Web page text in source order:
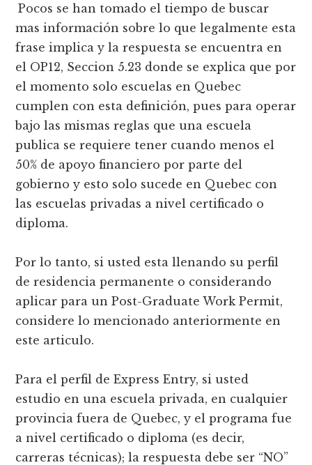
Pocos se han tomado el tiempo de buscar
mas información sobre lo que legalmente esta
frase implica y la respuesta se encuentra en
el OP12, Seccion 5.23 donde se explica que por
el momento solo escuelas en Quebec
cumplen con esta definición, pues para operar
bajo las mismas reglas que una escuela
publica se requiere tener cuando menos el
50% de apoyo financiero por parte del
gobierno y esto solo sucede en Quebec con
las escuelas privadas a nivel certificado o
diploma.
Por lo tanto, si usted esta llenando su perfil
de residencia permanente o considerando
aplicar para un Post-Graduate Work Permit,
considere lo mencionado anteriormente en
este articulo.
Para el perfil de Express Entry, si usted
estudio en una escuela privada, en cualquier
provincia fuera de Quebec, y el programa fue
a nivel certificado o diploma (es decir,
carreras técnicas); la respuesta debe ser “NO”